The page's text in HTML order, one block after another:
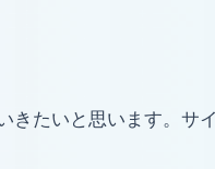
たいと思います。サ